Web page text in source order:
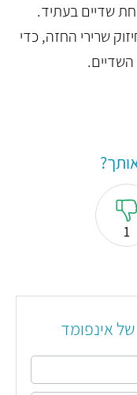
שדיים בעתיד.
שרירי החזה, כדי
1
אינפומד